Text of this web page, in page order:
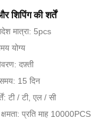
शिपिंग की शर्तें
मात्रा: 5pcs
योग्य
दफ़्ती
15 दिन
टी / टी, एल / सी
क्षमता: प्रति माह 10000PCS